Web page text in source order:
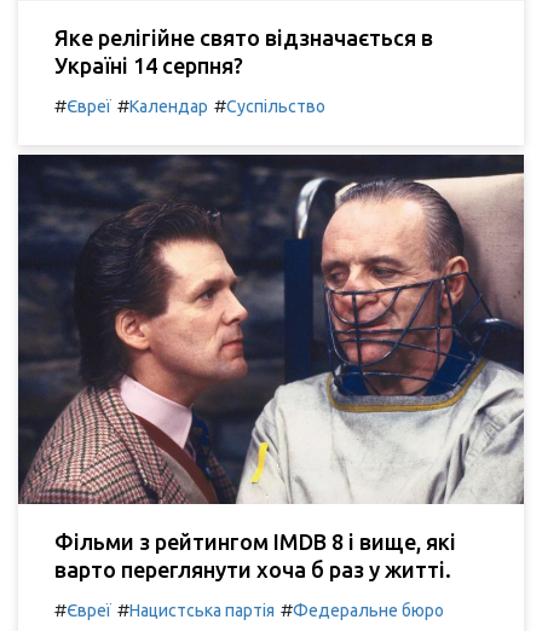
Яке релігійне свято відзначається в
Україні 14 серпня?
#Євреї #Календар #Суспільство
Фільми з рейтингом IMDB 8 і вище, які
варто переглянути хоча б раз у житті.
#Євреї #Нацистська партія #Федеральне бюро